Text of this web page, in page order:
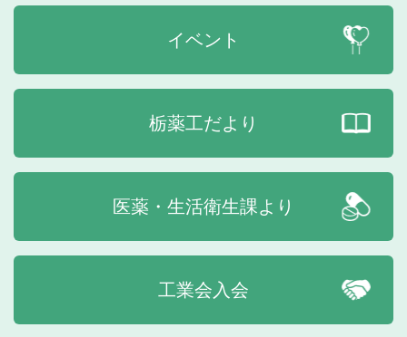
イベント
栃薬工だより
医薬・生活衛生課より
工業会入会